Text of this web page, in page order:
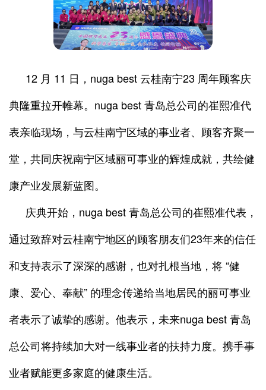
12 月 11 日，nuga best 云桂南宁23 周年顾客庆
典隆重拉开帷幕。nuga best 青岛总公司的崔熙准代
表亲临现场，与云桂南宁区域的事业者、顾客齐聚一
堂，共同庆祝南宁区域丽可事业的辉煌成就，共绘健
康产业发展新蓝图。
庆典开始，nuga best 青岛总公司的崔熙准代表，
通过致辞对云桂南宁地区的顾客朋友们23年来的信任
和支持表示了深深的感谢，也对扎根当地，将 “健
康、爱心、奉献” 的理念传递给当地居民的丽可事业
者表示了诚挚的感谢。他表示，未来nuga best 青岛
总公司将持续加大对一线事业者的扶持力度。携手事
业者赋能更多家庭的健康生活。